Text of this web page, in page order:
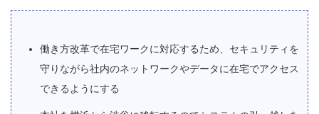
働き方改革で在宅ワークに対応するため、セキュリティを
守りながら社内のネットワークやデータに在宅でアクセス
できるようにする